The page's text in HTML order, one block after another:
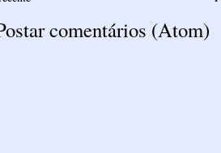
comentários (Atom)